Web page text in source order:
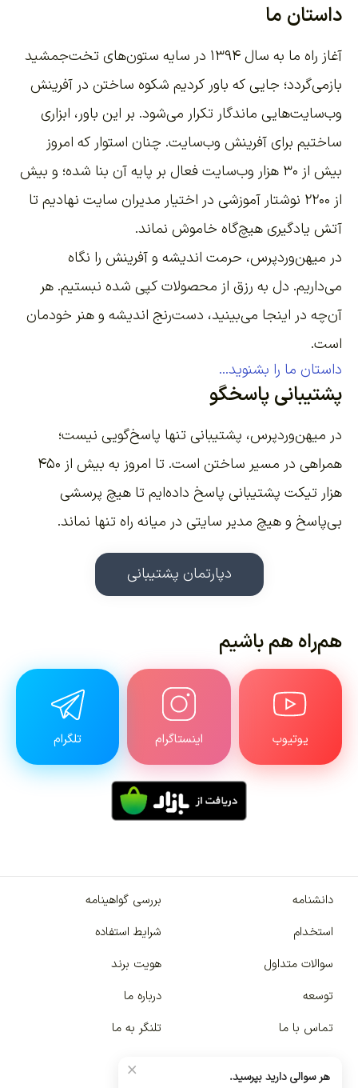
داستان ما
آغاز راه ما به سال ۱۳۹۴ در سایه ستون‌های تخت‌جمشید
بازمی‌گردد؛ جایی که باور کردیم شکوه ساختن در آفرینش
وب‌سایت‌هایی ماندگار تکرار می‌شود. بر این باور، ابزاری
ساختیم برای آفرینش وب‌سایت. چنان استوار که امروز
بیش از ۳۰ هزار وب‌سایت فعال بر پایه آن بنا شده؛ و بیش
از ۲۲۰۰
نوشتار آموزشی در اختیار مدیران سایت نهادیم تا
آتش یادگیری هیچ‌گاه خاموش نماند.
در میهن‌وردپرس، حرمت اندیشه و آفرینش را نگاه
می‌داریم. دل به رزق از محصولات کپی شده نبستیم. هر
آن‌چه در اینجا می‌بینید، دست‌رنج اندیشه و هنر خودمان
است.
داستان ما را بشنوید...
پشتیبانی پاسخگو
در میهن‌وردپرس، پشتیبانی تنها پاسخ‌گویی نیست؛
همراهی در مسیر ساختن است. تا امروز به بیش از ۴۵۰
هزار تیکت پشتیبانی پاسخ داده‌ایم تا هیچ پرسشی
بی‌پاسخ و هیچ مدیر سایتی در میانه راه تنها نماند.
دپارتمان پشتیبانی
هم‌راه هم باشیم
یوتیوب اینستاگرام تلگرام
دانشنامه
بررسی گواهینامه
استخدام
شرایط استفاده
سوالات متداول
هویت برند
توسعه
درباره ما
تماس با ما
تلنگر به ما
× هر سوالی دارید بپرسید.